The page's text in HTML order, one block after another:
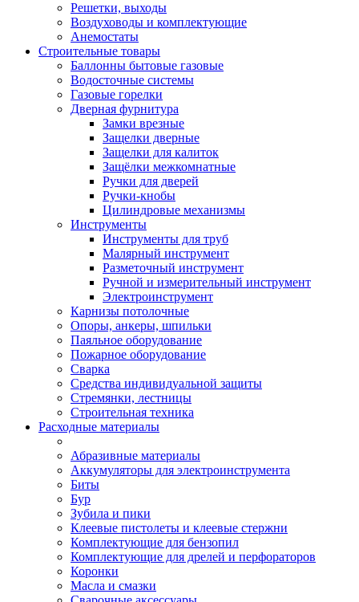
Решетки, выходы
Воздуховоды и комплектующие
Анемостаты
Строительные товары
Баллонны бытовые газовые
Водосточные системы
Газовые горелки
Дверная фурнитура
Замки врезные
Защелки дверные
Защелки для калиток
Защёлки межкомнатные
Ручки для дверей
Ручки-кнобы
Цилиндровые механизмы
Инструменты
Инструменты для труб
Малярный инструмент
Разметочный инструмент
Ручной и измерительный инструмент
Электроинструмент
Карнизы потолочные
Опоры, анкеры, шпильки
Паяльное оборудование
Пожарное оборудование
Сварка
Средства индивидуальной защиты
Стремянки, лестницы
Строительная техника
Расходные материалы
Абразивные материалы
Аккумуляторы для электроинструмента
Биты
Бур
Зубила и пики
Клеевые пистолеты и клеевые стержни
Комплектующие для бензопил
Комплектующие для дрелей и перфораторов
Коронки
Масла и смазки